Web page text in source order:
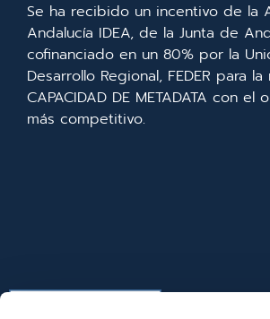
Se ha recibido un incentivo de la
Andalucía IDEA, de la Junta de
cofinanciado en un 80% por la
Desarrollo Regional, FEDER para
CAPACIDAD DE METADATA con
más competitivo.